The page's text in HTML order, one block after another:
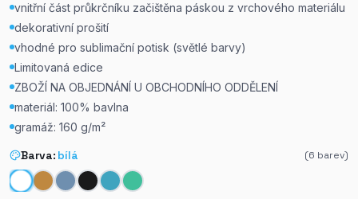
vnitřní část průkrčníku začištěna páskou z vrchového materiálu
dekorativní prošití
vhodné pro sublimační potisk (světlé barvy)
Limitovaná edice
ZBOŽÍ NA OBJEDNÁNÍ U OBCHODNÍHO ODDĚLENÍ
materiál: 100% bavlna
gramáž: 160 g/m²
Barva: bílá (6 barev)